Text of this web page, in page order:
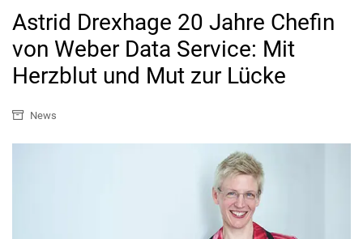
Astrid Drexhage 20 Jahre Chefin
von Weber Data Service: Mit
Herzblut und Mut zur Lücke
News